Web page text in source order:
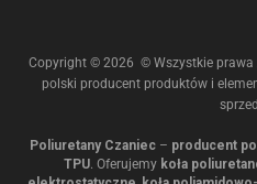
Copyright © 2026 © Wszystkie
polski producent produktów i
Poliuretany Czaniec– producent
TPU. Oferujemy koła